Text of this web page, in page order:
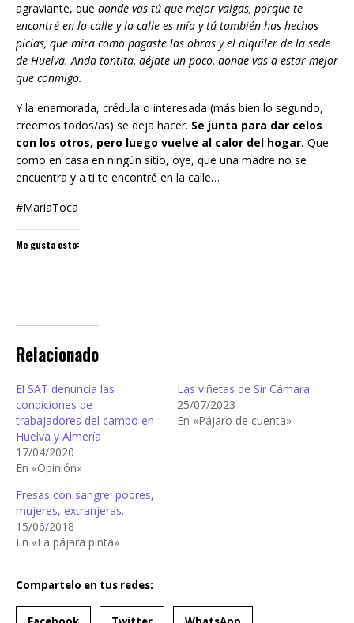
agraviante, que donde vas tú que mejor valgas, porque te
encontré en la calle y la calle es mía y tú también has hechos
picias, que mira como pagaste las obras y el alquiler de la sede
de Huelva. Anda tontita, déjate un poco, donde vas a estar mejor
que conmigo.
Y la enamorada, crédula o interesada (más bien lo segundo,
creemos todos/as) se deja hacer. Se junta para dar celos
con los otros, pero luego vuelve al calor del hogar. Que
como en casa en ningún sitio, oye, que una madre no se
encuentra y a ti te encontré en la calle…
#MariaToca
Me gusta esto:
Relacionado
El SAT denuncia las
condiciones de
trabajadores del campo en
Huelva y Almería
17/04/2020
En «Opinión»
Las viñetas de Sir Cámara
25/07/2023
En «Pájaro de cuenta»
Fresas con sangre: pobres,
mujeres, extranjeras.
15/06/2018
En «La pájara pinta»
Compartelo en tus redes: